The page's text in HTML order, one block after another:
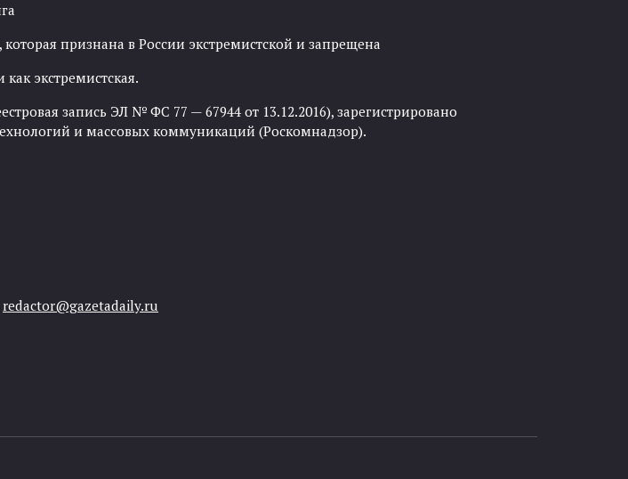
признана в России экстремистской и запрещена
экстремистская.
запись ЭЛ № ФС 77 — 67944 от 13.12.2016), зарегистрировано
и массовых коммуникаций (Роскомнадзор).
redactor@gazetadaily.ru